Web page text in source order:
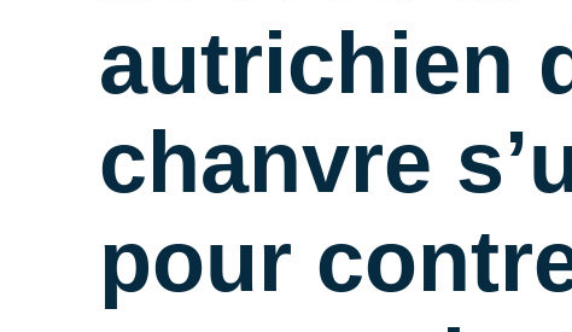
autrichien
chanvre
pour